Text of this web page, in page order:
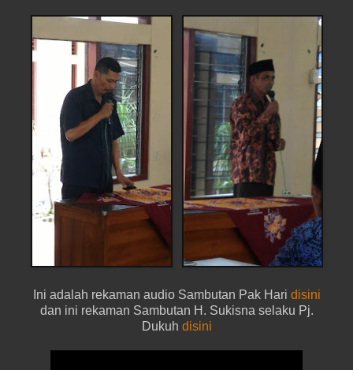
Ini adalah rekaman audio Sambutan Pak Hari disini
dan ini rekaman Sambutan H. Sukisna selaku Pj.
Dukuh disini